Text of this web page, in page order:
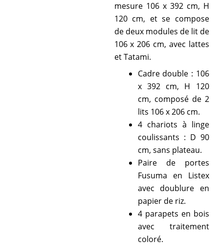
mesure 106 x 392 cm, H
120 cm, et se compose
de deux modules de lit de
106 x 206 cm, avec lattes
et Tatami.
Cadre double : 106
x 392 cm, H 120
cm, composé de 2
lits 106 x 206 cm.
4 chariots à linge
coulissants : D 90
cm, sans plateau.
Paire de portes
Fusuma en Listex
avec doublure en
papier de riz.
4 parapets en bois
avec traitement
coloré.